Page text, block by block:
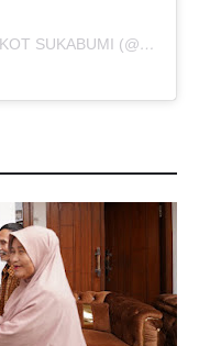
Sebuah kiriman dibagikan oleh PEMKOT SUKABUMI (@pemkotsukabumi_)